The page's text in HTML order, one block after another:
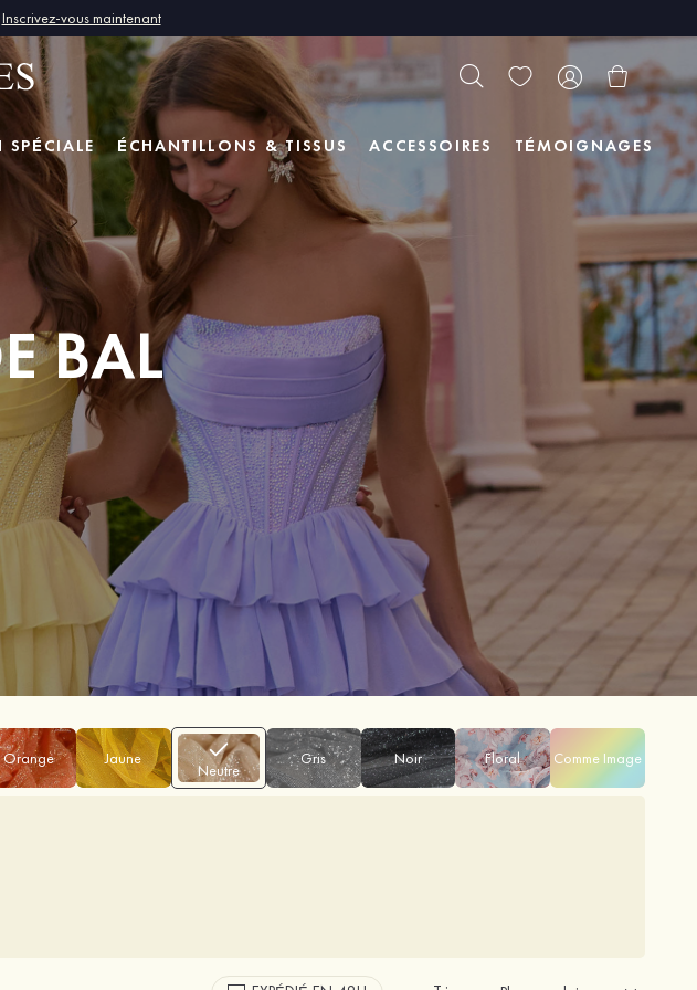
Inscrivez-vous maintenant
ÉCHANTILLONS & TISSUS ACCESSOIRES TÉMOIGNAGES
BAL
Orange Jaune
Neutre
Gris Noir Floral Comme Image